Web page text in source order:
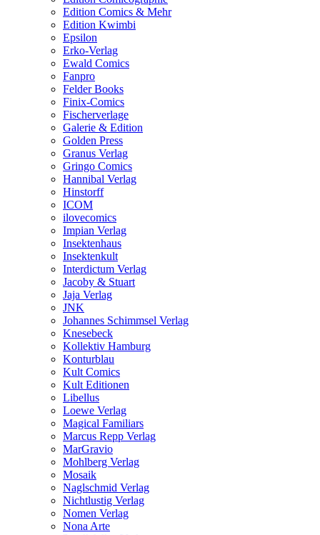
Edition Comics & Mehr
Edition Kwimbi
Epsilon
Erko-Verlag
Ewald Comics
Fanpro
Felder Books
Finix-Comics
Fischerverlage
Galerie & Edition
Golden Press
Granus Verlag
Gringo Comics
Hannibal Verlag
Hinstorff
ICOM
ilovecomics
Impian Verlag
Insektenhaus
Insektenkult
Interdictum Verlag
Jacoby & Stuart
Jaja Verlag
JNK
Johannes Schimmsel Verlag
Knesebeck
Kollektiv Hamburg
Konturblau
Kult Comics
Kult Editionen
Libellus
Loewe Verlag
Magical Familiars
Marcus Repp Verlag
MarGravio
Mohlberg Verlag
Mosaik
Naglschmid Verlag
Nichtlustig Verlag
Nomen Verlag
Nona Arte